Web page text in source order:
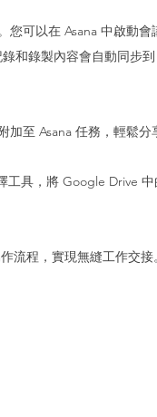
可以在 Asana 中啟動
和錄製內容會自動同步
至 Asana 任務，輕鬆分
具，將 Google Drive 中
流程，實現無縫工作交接